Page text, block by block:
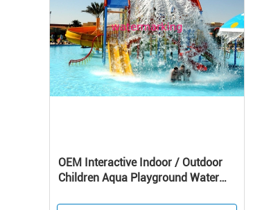
OEM Interactive Indoor / Outdoor
Children Aqua Playground Water